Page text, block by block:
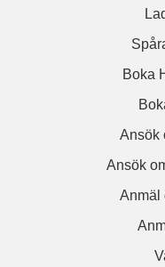
Boka
Ansök
Ansök
Anmäl